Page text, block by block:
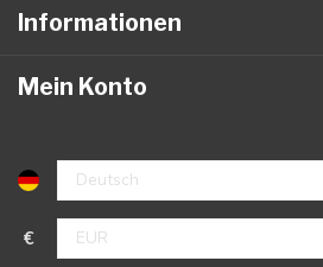
Informationen
Mein Konto
€